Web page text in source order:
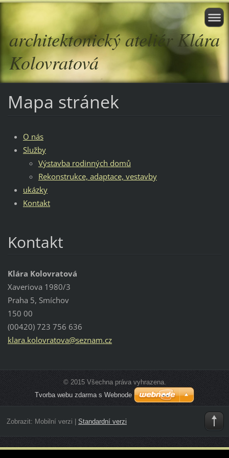
architektonický ateliér Klára
Kolovratová
Mapa stránek
O nás
Služby
Výstavba rodinných domů
Rekonstrukce, adaptace, vestavby
ukázky
Kontakt
Kontakt
Klára Kolovratová
Xaveriova 1980/3
Praha 5, Smíchov
150 00
(00420) 723 756 636
klara.kolovratova@seznam.cz
© 2015 Všechna práva vyhrazena.
Tvorba webu zdarma s Webnode
Zobrazit: Mobilní verzi Standardní verzi